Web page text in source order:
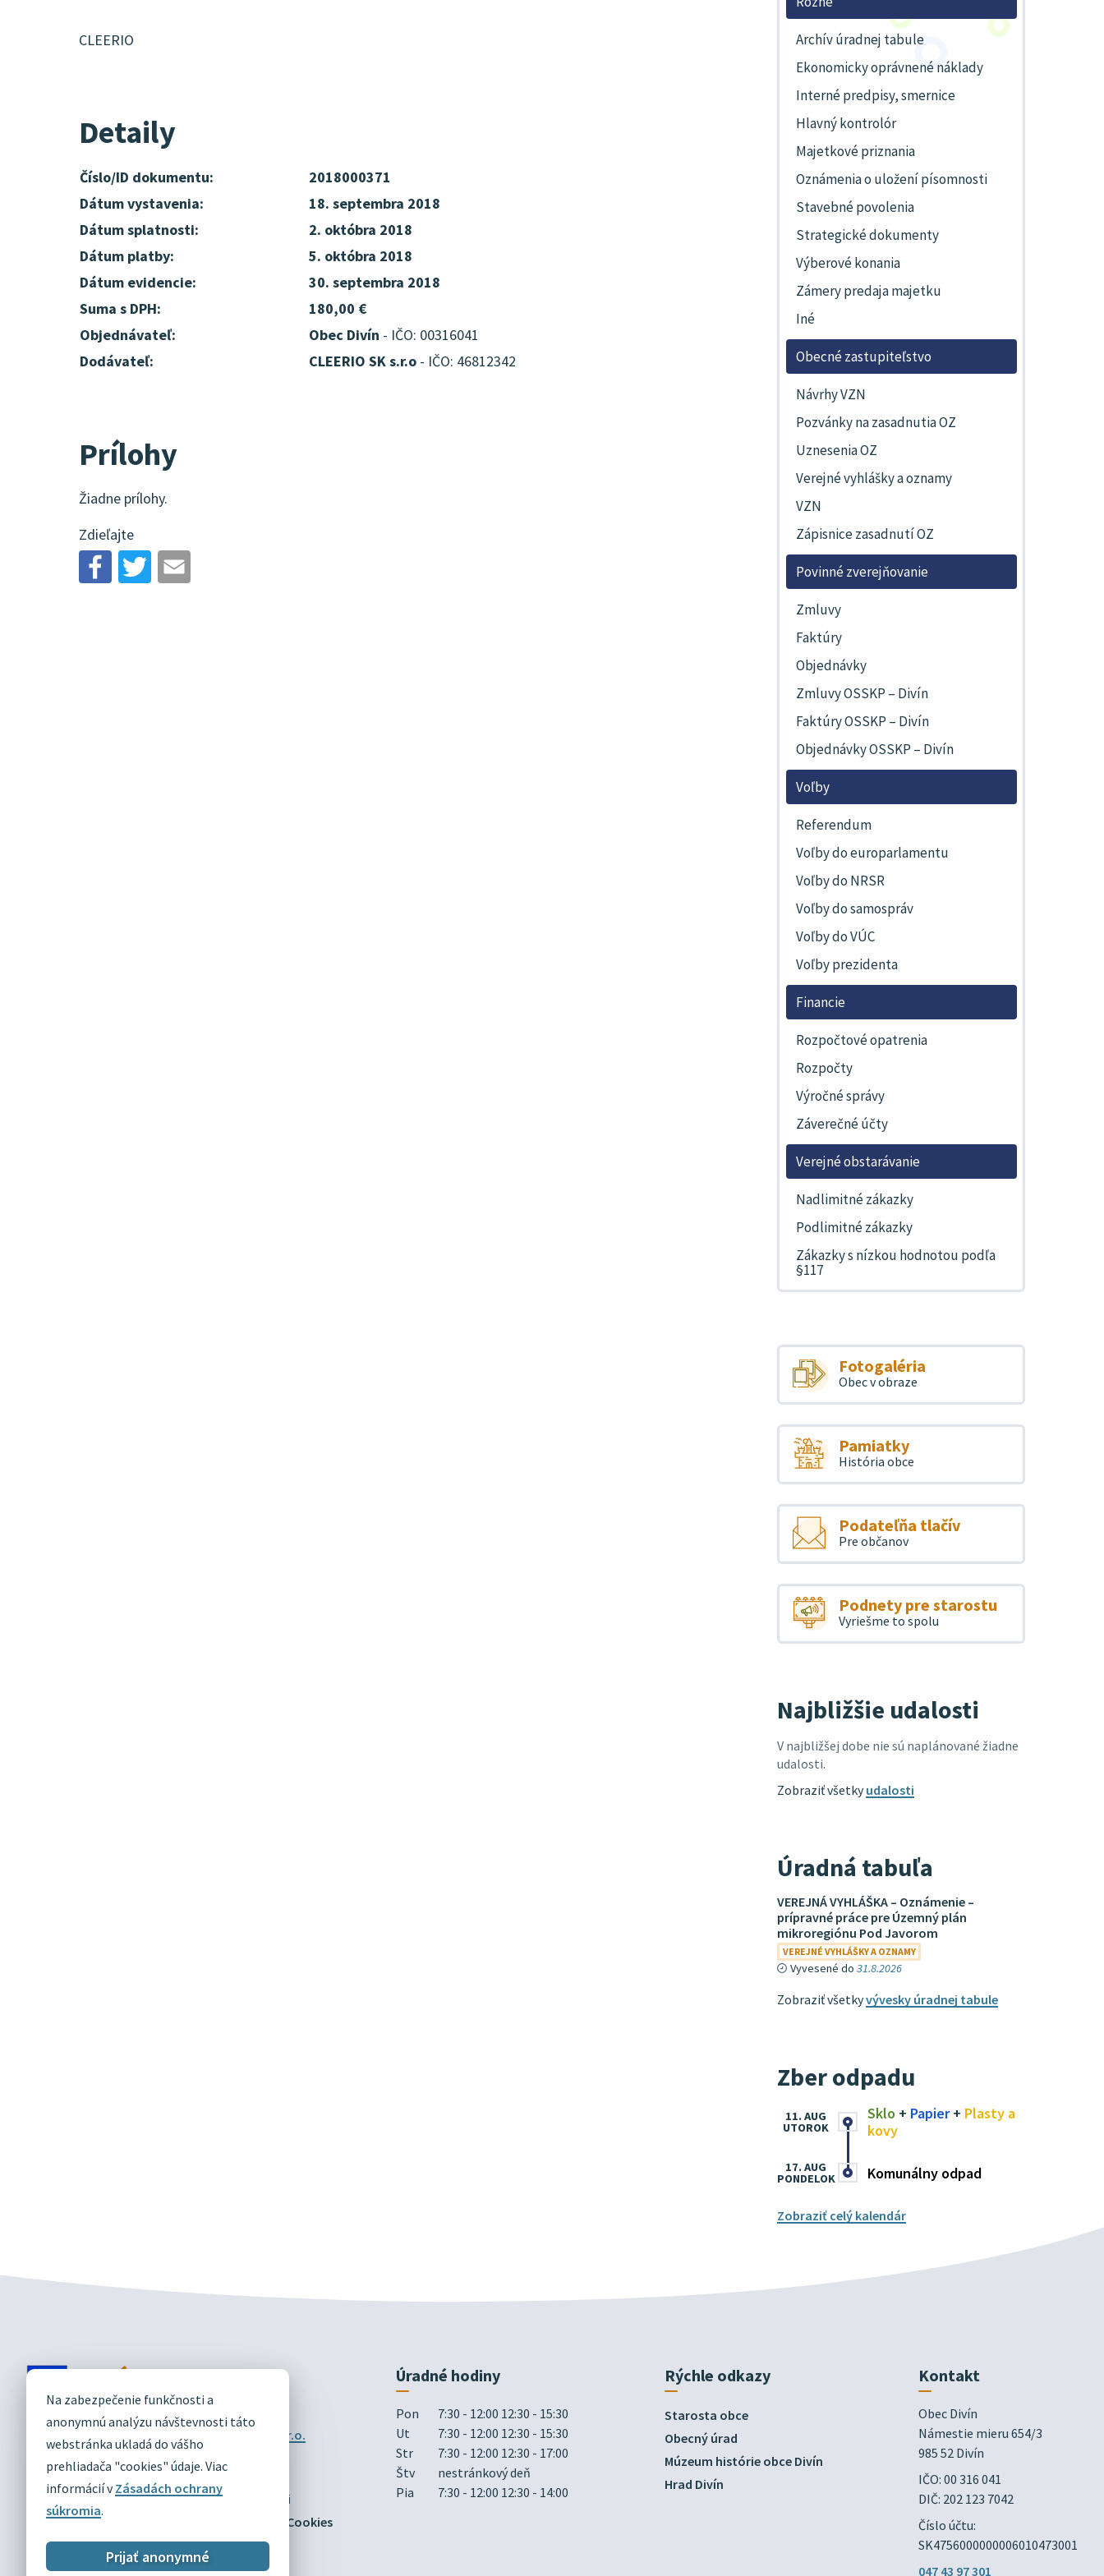
Na zabezpečenie funkčnosti a
anonymnú analýzu návštevnosti táto
webstránka ukladá do vášho
prehliadača "cookies" údaje. Viac
informácií vZásadách ochrany
súkromia.
Prijať anonymné
CLEERIO
Detaily
Číslo/ID dokumentu:
2018000371
Dátum vystavenia:
18. septembra 2018
Dátum splatnosti:
2. októbra 2018
Dátum platby:
5. októbra 2018
Dátum evidencie:
30. septembra 2018
Suma s DPH:
180,00 €
Objednávateľ:
Obec Divín - IČO: 00316041
Dodávateľ:
CLEERIO SK s.r.o - IČO: 46812342
Prílohy
Žiadne prílohy.
Zdieľajte
Archív úradnej tabule
Ekonomicky oprávnené náklady
Interné predpisy, smernice
Hlavný kontrolór
Majetkové priznania
Oznámenia o uložení písomnosti
Stavebné povolenia
Strategické dokumenty
Výberové konania
Zámery predaja majetku
Iné
Obecné zastupiteľstvo
Návrhy VZN
Pozvánky na zasadnutia OZ
Uznesenia OZ
Verejné vyhlášky a oznamy
VZN
Zápisnice zasadnutí OZ
Povinné zverejňovanie
Zmluvy
Faktúry
Objednávky
Zmluvy OSSKP – Divín
Faktúry OSSKP – Divín
Objednávky OSSKP – Divín
Voľby
Referendum
Voľby do europarlamentu
Voľby do NRSR
Voľby do samospráv
Voľby do VÚC
Voľby prezidenta
Financie
Rozpočtové opatrenia
Rozpočty
Výročné správy
Záverečné účty
Verejné obstarávanie
Nadlimitné zákazky
Podlimitné zákazky
Zákazky s nízkou hodnotou podľa
§117
Fotogaléria
Obec v obraze
Pamiatky
História obce
Podateľňa tlačív
Pre občanov
Podnety pre starostu
Vyriešme to spolu
Najbližšie udalosti
V najbližšej dobe nie sú naplánované žiadne
udalosti.
Zobraziť všetkyudalosti
Úradná tabuľa
VEREJNÁ VYHLÁŠKA – Oznámenie –
prípravné práce pre Územný plán
mikroregiónu Pod Javorom
VEREJNÉ VYHLÁŠKY A OZNAMY
Vyvesené do 31.8.2026
Zobraziť všetkyvývesky úradnej tabule
Zber odpadu
Sklo + Papier+ Plasty a
kovy
11. AUG
UTOROK
Komunálny odpad
17. AUG
PONDELOK
Zobraziť celý kalendár
DIVÍN
OFICIÁLNE STRÁNKY
Technický prevádzkovateľ:
Alphabet partner s.r.o.
Správca obsahu:Obec Divín
Posledná aktualizácia:03.08.2026
Mapa
Vyhlásenie o prístupnosti
Zásady ochrany osobných údajov
Nastaviť Cookies
Úradné hodiny
Pon
7:30 - 12:00 12:30 - 15:30
Ut
7:30 - 12:00 12:30 - 15:30
Str
7:30 - 12:00 12:30 - 17:00
Štv
nestránkový deň
Pia
7:30 - 12:00 12:30 - 14:00
Rýchle odkazy
Starosta obce
Obecný úrad
Múzeum histórie obce Divín
Hrad Divín
Kontakt
Obec Divín
Námestie mieru 654/3
985 52 Divín
IČO: 00 316 041
DIČ: 202 123 7042
Číslo účtu:
SK4756000000006010473001
047 43 97 301